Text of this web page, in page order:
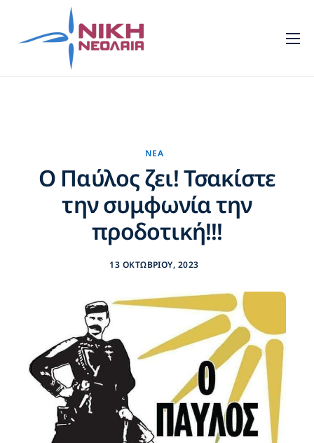
Επικοινωνία
ΝΈΑ
Ο Παύλος ζει! Τσακίστε
την συμφωνία την
προδοτική!!!
13 ΟΚΤΩΒΡΊΟΥ, 2023